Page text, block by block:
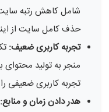
شامل کاهش رتبه
حذف کامل سایت از
تجربه کاربری ضعیف:
منجر به تولید
تجربه کاربری ضعیفی
هدر دادن زمان و منابع: